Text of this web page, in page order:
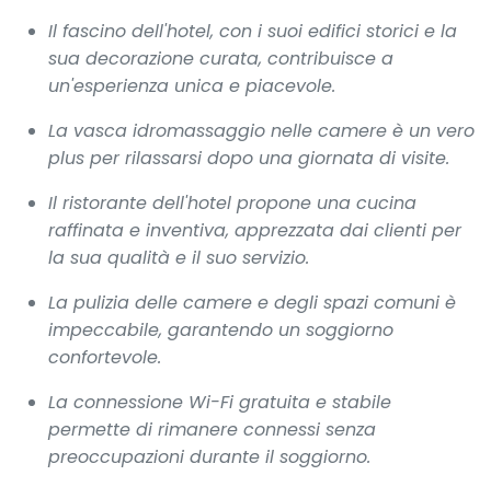
Il fascino dell'hotel, con i suoi edifici storici e la
sua decorazione curata, contribuisce a
un'esperienza unica e piacevole.
La vasca idromassaggio nelle camere è un vero
plus per rilassarsi dopo una giornata di visite.
Il ristorante dell'hotel propone una cucina
raffinata e inventiva, apprezzata dai clienti per
la sua qualità e il suo servizio.
La pulizia delle camere e degli spazi comuni è
impeccabile, garantendo un soggiorno
confortevole.
La connessione Wi-Fi gratuita e stabile
permette di rimanere connessi senza
preoccupazioni durante il soggiorno.